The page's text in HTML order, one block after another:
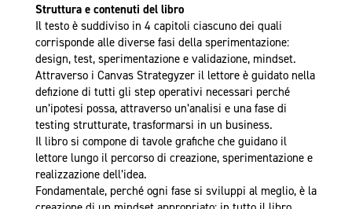
Struttura e contenuti del libro
Il testo è suddiviso in 4 capitoli ciascuno dei quali
corrisponde alle diverse fasi della sperimentazione:
design, test, sperimentazione e validazione, mindset.
Attraverso i Canvas Strategyzer il lettore è guidato nella
defizione di tutti gli step operativi necessari perché
un’ipotesi possa, attraverso un’analisi e una fase di
testing strutturate, trasformarsi in un business.
Il libro si compone di tavole grafiche che guidano il
lettore lungo il percorso di creazione, sperimentazione e
realizzazione dell’idea.
Fondamentale, perché ogni fase si sviluppi al meglio, è la